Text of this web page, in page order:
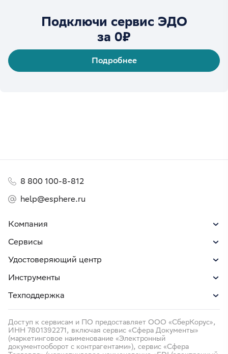
Подключи сервис ЭДО
за 0₽
Подробнее
Компания
Сервисы
Удостоверяющий центр
Инструменты
Техподдержка
8 800 100-8-812
help@esphere.ru
Доступ к сервисам и ПО предоставляет ООО «СберКорус»,
ИНН 7801392271, включая сервис «Сфера Документы»
(маркетинговое наименование «Электронный
документооборот с контрагентами»), сервис «Сфера